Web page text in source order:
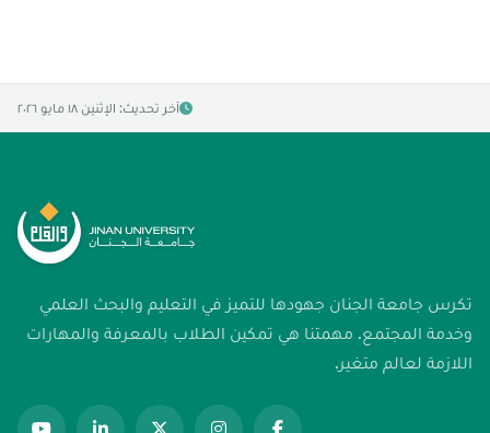
آخر تحديث: الإثنين ١٨ مايو ٢٠٢٦
تكرس جامعة الجنان جهودها للتميز في التعليم والبحث العلمي
وخدمة المجتمع. مهمتنا هي تمكين الطلاب بالمعرفة والمهارات
اللازمة لعالم متغير.